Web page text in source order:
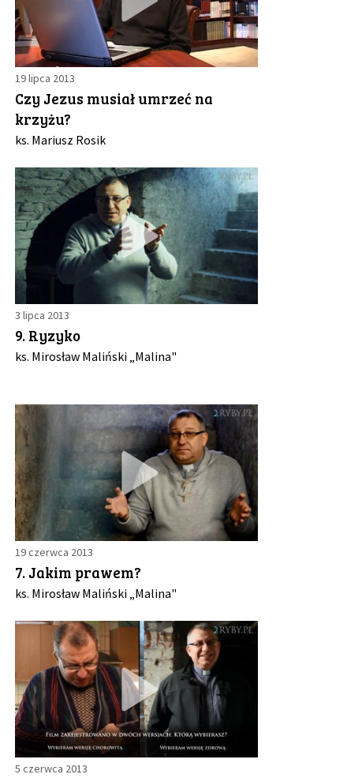
19 lipca 2013
Czy Jezus musiał umrzeć na
krzyżu?
ks. Mariusz Rosik
3 lipca 2013
9. Ryzyko
ks. Mirosław Maliński „Malina"
19 czerwca 2013
7. Jakim prawem?
ks. Mirosław Maliński „Malina"
5 czerwca 2013